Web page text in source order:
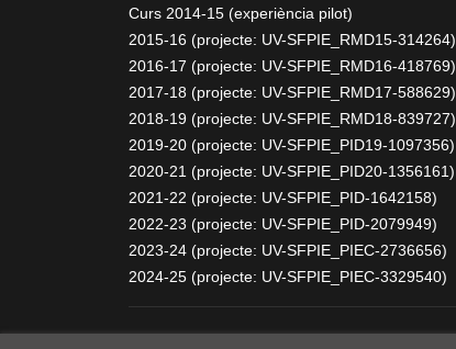
Curs 2014-15 (experiència pilot)
2015-16 (projecte: UV-SFPIE_RMD15-314264)
2016-17 (projecte: UV-SFPIE_RMD16-418769)
2017-18 (projecte: UV-SFPIE_RMD17-588629)
2018-19 (projecte: UV-SFPIE_RMD18-839727)
2019-20 (projecte: UV-SFPIE_PID19-1097356)
2020-21 (projecte: UV-SFPIE_PID20-1356161)
2021-22 (projecte: UV-SFPIE_PID-1642158)
2022-23 (projecte: UV-SFPIE_PID-2079949)
2023-24 (projecte: UV-SFPIE_PIEC-2736656)
2024-25 (projecte: UV-SFPIE_PIEC-3329540)